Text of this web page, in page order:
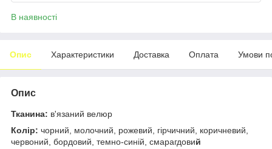
В наявності
Опис Характеристики Доставка Оплата Умови
Опис
Тканина: в'язаний велюр
Колір: чорний, молочний, рожевий, гірчичний, коричневий,
червоний, бордовий, темно-синій, смарагдовий